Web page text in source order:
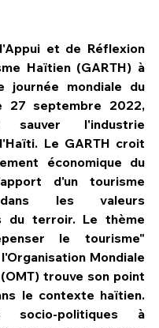
et de Réflexion
Haïtien (GARTH) à
journée mondiale du
27 septembre 2022,
l'industrie
Le GARTH croit
économique du
d'un tourisme
les valeurs
du terroir. Le thème
le tourisme"
Mondiale
trouve son point
le contexte haïtien.
socio-politiques à